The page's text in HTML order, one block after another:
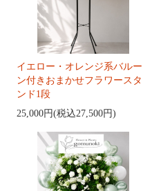
イエロー・オレンジ系バルー
ン付きおまかせフラワースタ
ンド1段
25,000円(税込27,500円)